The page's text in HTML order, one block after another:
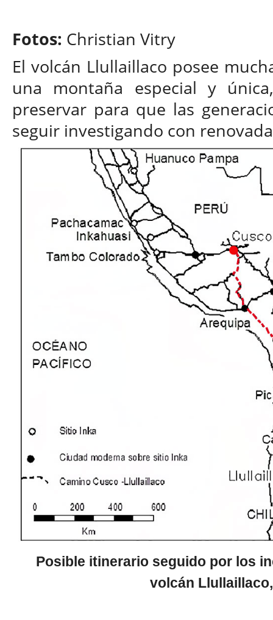
Fotos: Christian Vitry
El volcán Llullaillaco posee
una montaña especial y
preservar para que las
seguir investigando con
Posible itinerario seguido por los
volcán